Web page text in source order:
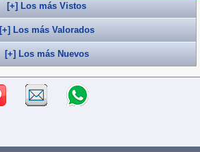
[+] Los más Vistos
[+] Los más Valorados
[+] Los más Nuevos